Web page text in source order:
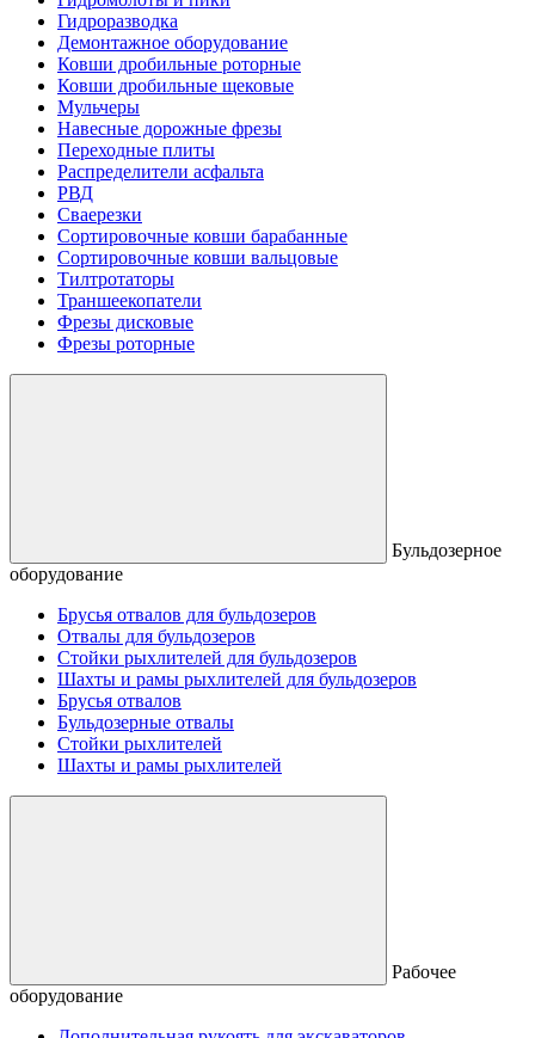
Гидроразводка
Демонтажное оборудование
Ковши дробильные роторные
Ковши дробильные щековые
Мульчеры
Навесные дорожные фрезы
Переходные плиты
Распределители асфальта
РВД
Сваерезки
Сортировочные ковши барабанные
Сортировочные ковши вальцовые
Тилтротаторы
Траншеекопатели
Фрезы дисковые
Фрезы роторные
Бульдозерное
оборудование
Брусья отвалов для бульдозеров
Отвалы для бульдозеров
Стойки рыхлителей для бульдозеров
Шахты и рамы рыхлителей для бульдозеров
Брусья отвалов
Бульдозерные отвалы
Стойки рыхлителей
Шахты и рамы рыхлителей
Рабочее
оборудование